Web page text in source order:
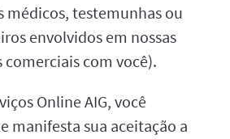
médicos, testemunhas ou
envolvidos em nossas
comerciais com você).
Online AIG, você
manifesta sua aceitação a